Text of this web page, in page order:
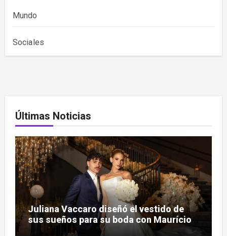
Mundo
Sociales
Últimas Noticias
Juliana Vaccaro diseñó el vestido de
sus sueños para su boda con Maurício
Prado